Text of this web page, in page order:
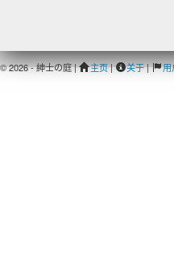
© 2026 - 紳士の庭 | 主页| 关于| 用